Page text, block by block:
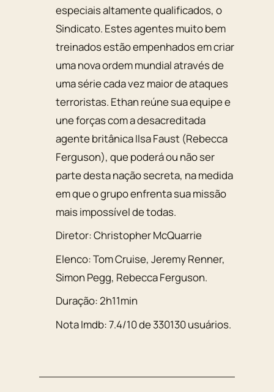
especiais altamente qualificados, o
Sindicato. Estes agentes muito bem
treinados estão empenhados em criar
uma nova ordem mundial através de
uma série cada vez maior de ataques
terroristas. Ethan reúne sua equipe e
une forças com a desacreditada
agente britânica Ilsa Faust (Rebecca
Ferguson), que poderá ou não ser
parte desta nação secreta, na medida
em que o grupo enfrenta sua missão
mais impossível de todas.
Diretor:Christopher McQuarrie
Elenco:Tom Cruise,Jeremy Renner,
Simon Pegg, Rebecca Ferguson.
Duração:2h11min
Nota Imdb:7.4/10de330130usuários.